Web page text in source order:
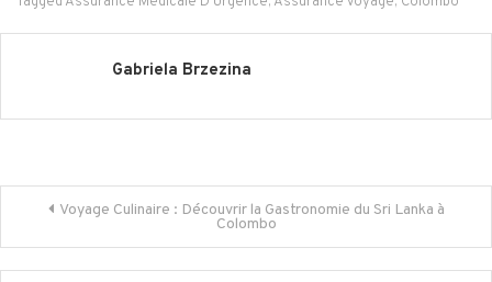
Gabriela Brzezina
Navigation
de
Voyage Culinaire : Découvrir la Gastronomie du Sri Lanka à
Colombo